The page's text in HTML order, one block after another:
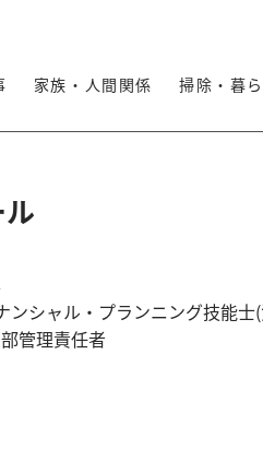
家族・人間関係 掃除・暮
ンシャル・プランニング技能
管理責任者